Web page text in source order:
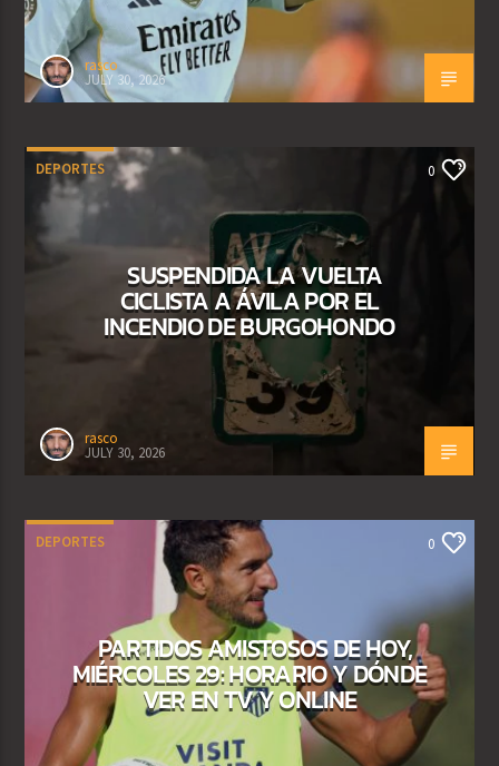
rasco
JULY 30, 2026
DEPORTES 0
SUSPENDIDA LA VUELTA
CICLISTA A ÁVILA POR EL
INCENDIO DE BURGOHONDO
rasco
JULY 30, 2026
DEPORTES 0
PARTIDOS AMISTOSOS DE HOY,
MIÉRCOLES 29: HORARIO Y DÓNDE
VER EN TV Y ONLINE